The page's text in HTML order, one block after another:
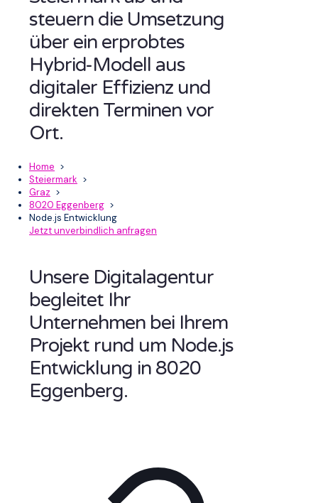
steuern die Umsetzung
über ein erprobtes
Hybrid-Modell aus
digitaler Effizienz und
direkten Terminen vor
Ort.
Home >
Steiermark >
Graz >
8020 Eggenberg >
Node.js Entwicklung
Jetzt unverbindlich anfragen
Unsere Digitalagentur
begleitet Ihr
Unternehmen bei Ihrem
Projekt rund um Node.js
Entwicklung in 8020
Eggenberg.